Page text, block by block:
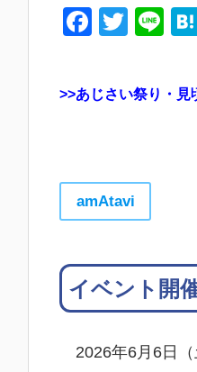
>>あじさい祭り・見
amAtavi
イベント開
2026年6月6日